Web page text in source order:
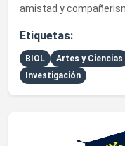
amistad y
Etiquetas:
BIOL Artes y Ciencias
Investigación
Ver detalles de